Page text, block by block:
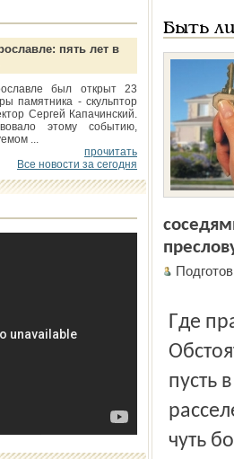
пять лет в
был открыт 23
памятника - скульптор
Сергей Капачинский.
этому событию,
...
прочитать
Все новости за сегодня
Быть
Где
пусть
чуть